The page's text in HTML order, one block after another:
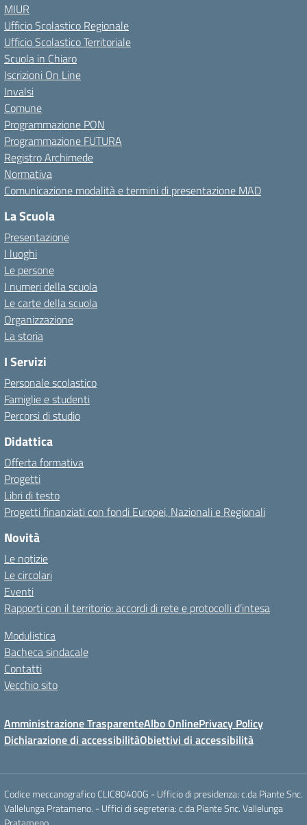
MIUR
Ufficio Scolastico Regionale
Ufficio Scolastico Territoriale
Scuola in Chiaro
Iscrizioni On Line
Invalsi
Comune
Programmazione PON
Programmazione FUTURA
Registro Archimede
Normativa
Comunicazione modalità e termini di presentazione MAD
La Scuola
Presentazione
I luoghi
Le persone
I numeri della scuola
Le carte della scuola
Organizzazione
La storia
I Servizi
Personale scolastico
Famiglie e studenti
Percorsi di studio
Didattica
Offerta formativa
Progetti
Libri di testo
Progetti finanziati con fondi Europei, Nazionali e Regionali
Novità
Le notizie
Le circolari
Eventi
Rapporti con il territorio: accordi di rete e protocolli d’intesa
Modulistica
Bacheca sindacale
Contatti
Vecchio sito
Amministrazione TrasparenteAlbo OnlinePrivacy Policy
Dichiarazione di accessibilitàObiettivi di accessibilità
Codice meccanografico CLIC80400G - Ufficio di presidenza: c.da Piante Snc.
Vallelunga Pratameno. - Uffici di segreteria: c.da Piante Snc. Vallelunga